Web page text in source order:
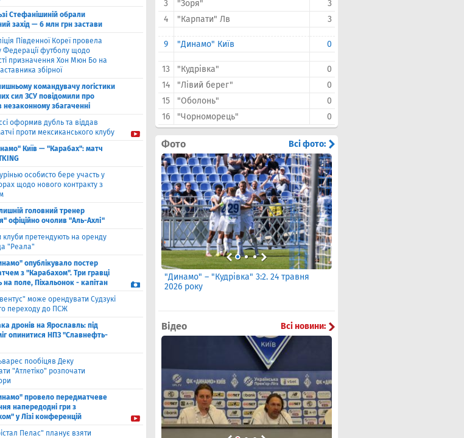
Стефанішиній обрали
захід — 6 млн грн застави
Південної Кореї провела
Федерації футболу щодо
призначення Хон Мюн Бо на
збірної
командувачу логістики
сил ЗСУ повідомили про
незаконному збагаченні
оформив дубль та віддав
проти мексиканського клубу
Київ — "Карабах": матч
особисто бере участь у
щодо нового контракту з
головний тренер
офіційно очолив "Аль-Ахлі"
клуби претендують на оренду
"Реала"
опублікувало постер
з "Карабахом". Три гравці
на поле, Піхальонок - капітан
може орендувати Судзукі
переходу до ПСЖ
дронів на Ярославль: під
опинитися НПЗ "Славнефть-
пообіцяв Деку
"Атлетіко" розпочати
провело передматчеве
напередодні гри з
у Лізі конференцій
Пелас" планує взяти
3
"Зоря"
3
4
"Карпати" Лв 3
9 "Динамо" Київ 0
13 "Кудрівка"
0
14
"Лівий берег"
0
15
"Оболонь"
0
16
"Чорноморець" 0
Фото Всі фото:
Андреа Мальдери в якості
тренера збірної України. 28
2026 року
"Динамо" – "Кудрівка" 3:2. 24 травня
2026 року
Відео Всі новини: